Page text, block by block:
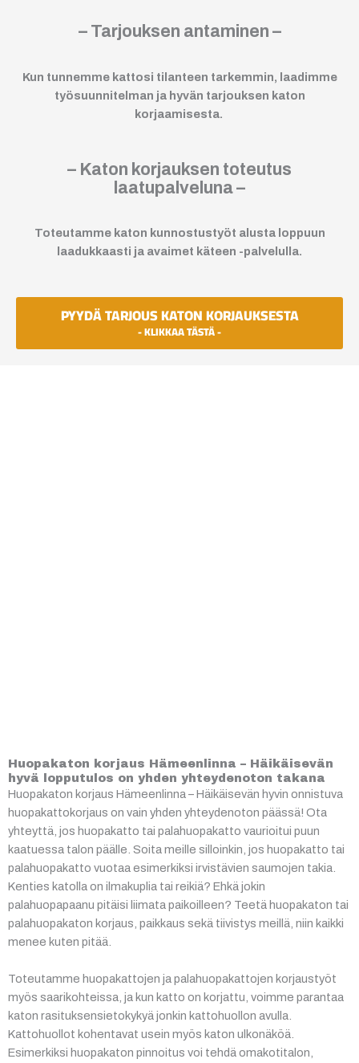
– Tarjouksen antaminen –
Kun tunnemme kattosi tilanteen tarkemmin, laadimme
työsuunnitelman ja hyvän tarjouksen katon
korjaamisesta.
– Katon korjauksen toteutus
laatupalveluna –
Toteutamme katon kunnostustyöt alusta loppuun
laadukkaasti ja avaimet käteen -palvelulla.
PYYDÄ TARJOUS KATON KORJAUKSESTA
Huopakaton korjaus Hämeenlinna – Häikäisevän
hyvä lopputulos on yhden yhteydenoton takana
Huopakaton korjaus Hämeenlinna – Häikäisevän hyvin onnistuva
huopakattokorjaus on vain yhden yhteydenoton päässä! Ota
yhteyttä, jos huopakatto tai palahuopakatto vaurioitui puun
kaatuessa talon päälle. Soita meille silloinkin, jos huopakatto tai
palahuopakatto vuotaa esimerkiksi irvistävien saumojen takia.
Kenties katolla on ilmakuplia tai reikiä? Ehkä jokin
palahuopapaanu pitäisi liimata paikoilleen? Teetä huopakaton tai
palahuopakaton korjaus, paikkaus sekä tiivistys meillä, niin kaikki
menee kuten pitää.
Toteutamme huopakattojen ja palahuopakattojen korjaustyöt
myös saarikohteissa, ja kun katto on korjattu, voimme parantaa
katon rasituksensietokykyä jonkin kattohuollon avulla.
Kattohuollot kohentavat usein myös katon ulkonäköä.
Esimerkiksi huopakaton pinnoitus voi tehdä omakotitalon,